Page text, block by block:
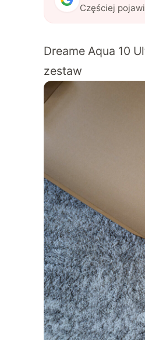
Częściej
Dreame Aqua 10
zestaw